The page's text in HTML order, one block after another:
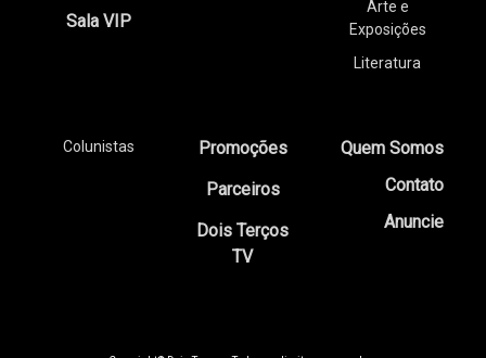
Sala VIP
Arte e
Exposições
Literatura
Colunistas
Promoções
Parceiros
Dois Terços
TV
Quem Somos
Contato
Anuncie